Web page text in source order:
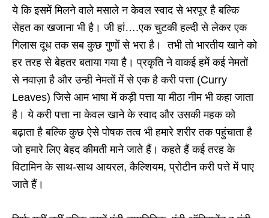
ये कि इसमें मिलने वाले मसाले न केवल स्वाद से भरपूर है बल्कि
सेहत का खजाना भी है। जी हां….एक चुटकी हल्दी से लेकर एक
गिलास दूध तक सब कुछ गुणों से भरा है। तभी तो भारतीय खाने को
हर तरह से बेहतर बताया गया है। प्रकृति ने वाकई हमें कई नेमतों
से नवाज़ा है और उन्ही नेमतों में से एक है करी पत्ता (Curry
Leaves) जिसे आम भाषा में कड़ी पत्ता या मीठा नीम भी कहा जाता
है। ये करी पत्ता ना केवल खाने के स्वाद और उसकी महक को
बढ़ाता है बल्कि कुछ ऐसे पोषक तत्व भी हमारे शरीर तक पहुंचाता है
जो हमारे लिए बेहद कीमती माने जाते हैं। कहते हैं कई तरह के
विटामिन के साथ-साथ आयरल, कैल्शियम, प्रोटीन करी पत्ते में पाए
जाते हैं।